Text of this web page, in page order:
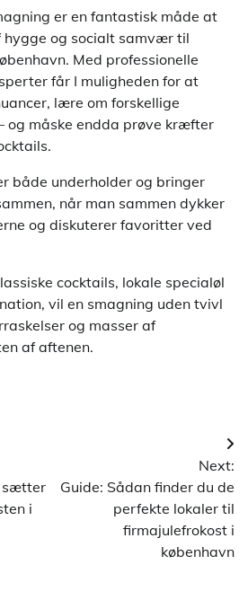
er en fantastisk måde at
og socialt samvær til
Med professionelle
får I muligheden for at
lære om forskellige
og måske endda prøve kræfter
både underholder og bringer
når man sammen dykker
og diskuterer favoritter ved
cocktails, lokale specialøl
vil en smagning uden tvivl
og masser af
af aftenen.
sætter
i
Next:
Guide: Sådan finder du de
perfekte lokaler til
firmajulefrokost i
københavn